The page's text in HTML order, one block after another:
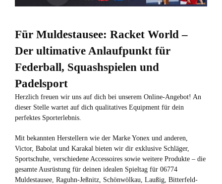
Für Muldestausee: Racket World –
Der ultimative Anlaufpunkt für
Federball, Squashspielen und
Padelsport
Herzlich freuen wir uns auf dich bei unserem Online-Angebot! An
dieser Stelle wartet auf dich qualitatives Equipment für dein
perfektes Sporterlebnis.
Mit bekannten Herstellern wie der Marke Yonex und anderen,
Victor, Babolat und Karakal bieten wir dir exklusive Schläger,
Sportschuhe, verschiedene Accessoires sowie weitere Produkte – die
gesamte Ausrüstung für deinen idealen Spieltag für 06774
Muldestausee, Raguhn-Jeßnitz, Schönwölkau, Laußig, Bitterfeld-